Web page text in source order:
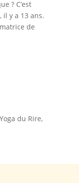
? C’est
il y a 13 ans.
de
du Rire,